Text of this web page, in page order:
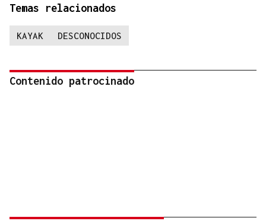
Temas relacionados
KAYAK DESCONOCIDOS
Contenido patrocinado